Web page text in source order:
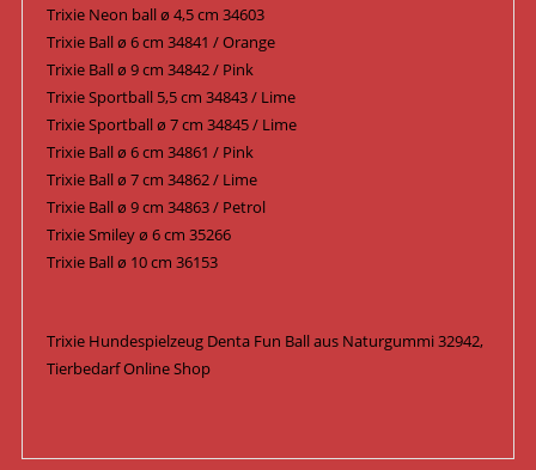
Trixie Neon ball ø 4,5 cm 34603
Trixie Ball ø 6 cm 34841 / Orange
Trixie Ball ø 9 cm 34842 / Pink
Trixie Sportball 5,5 cm 34843 / Lime
Trixie Sportball ø 7 cm 34845 / Lime
Trixie Ball ø 6 cm 34861 / Pink
Trixie Ball ø 7 cm 34862 / Lime
Trixie Ball ø 9 cm 34863 / Petrol
Trixie Smiley ø 6 cm 35266
Trixie Ball ø 10 cm 36153
Trixie Hundespielzeug Denta Fun Ball aus Naturgummi 32942,
Tierbedarf Online Shop